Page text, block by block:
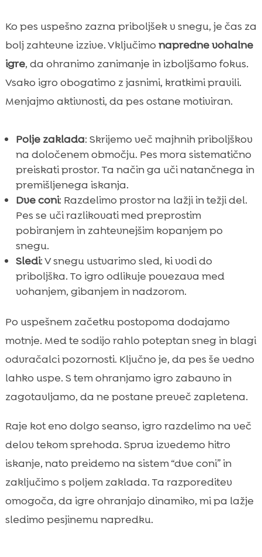
Ko pes uspešno zazna priboljšek v snegu, je čas za
bolj zahtevne izzive. Vključimo napredne vohalne
igre, da ohranimo zanimanje in izboljšamo fokus.
Vsako igro obogatimo z jasnimi, kratkimi pravili.
Menjajmo aktivnosti, da pes ostane motiviran.
Polje zaklada: Skrijemo več majhnih priboljškov
na določenem območju. Pes mora sistematično
preiskati prostor. Ta način ga uči natančnega in
premišljenega iskanja.
Dve coni: Razdelimo prostor na lažji in težji del.
Pes se uči razlikovati med preprostim
pobiranjem in zahtevnejšim kopanjem po
snegu.
Sledi: V snegu ustvarimo sled, ki vodi do
priboljška. To igro odlikuje povezava med
vohanjem, gibanjem in nadzorom.
Po uspešnem začetku postopoma dodajamo
motnje. Med te sodijo rahlo poteptan sneg in blagi
odvračalci pozornosti. Ključno je, da pes še vedno
lahko uspe. S tem ohranjamo igro zabavno in
zagotavljamo, da ne postane preveč zapletena.
Raje kot eno dolgo seanso, igro razdelimo na več
delov tekom sprehoda. Sprva izvedemo hitro
iskanje, nato preidemo na sistem “dve coni” in
zaključimo s poljem zaklada. Ta razporeditev
omogoča, da igre ohranjajo dinamiko, mi pa lažje
sledimo pesjinemu napredku.